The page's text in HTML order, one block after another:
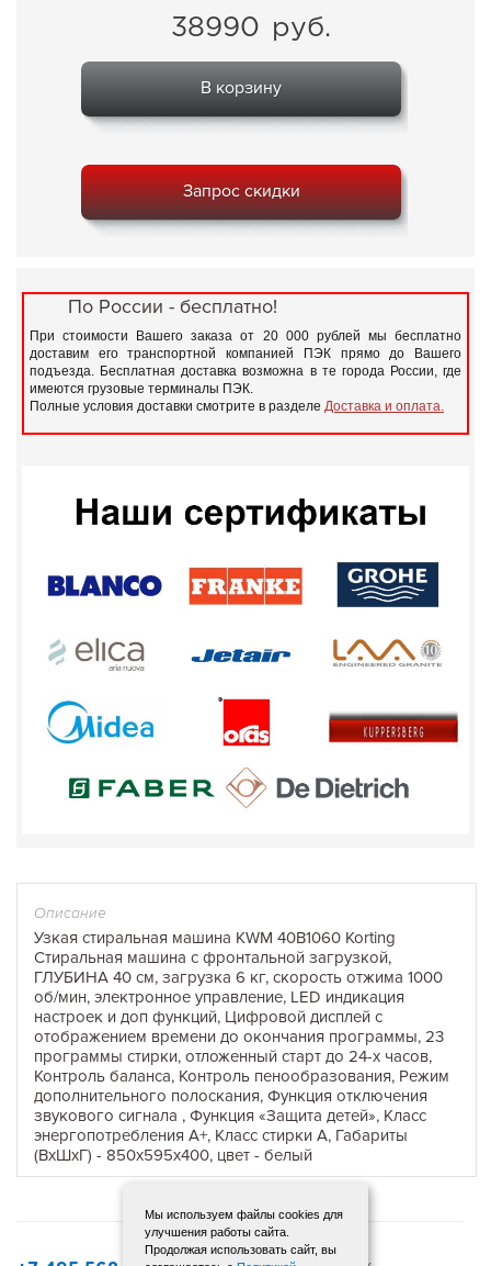
38990 руб.
В корзину
Запрос скидки
По России - бесплатно!
При стоимости Вашего заказа от 20 000 рублей мы бесплатно
доставим его транспортной компанией ПЭК прямо до Вашего
подъезда. Бесплатная доставка возможна в те города России, где
имеются грузовые терминалы ПЭК.
Полные условия доставки смотрите в разделе Доставка и оплата.
Описание
Узкая стиральная машина KWM 40B1060 Korting
Стиральная машина с фронтальной загрузкой,
ГЛУБИНА 40 см, загрузка 6 кг, скорость отжима 1000
об/мин, электронное управление, LED индикация
настроек и доп функций, Цифровой дисплей с
отображением времени до окончания программы, 23
программы стирки, отложенный старт до 24-х часов,
Контроль баланса, Контроль пенообразования, Режим
дополнительного полоскания, Функция отключения
звукового сигнала , Функция «Защита детей», Класс
энергопотребления А+, Класс стирки А, Габариты
(ВхШхГ) - 850х595х400, цвет - белый
Мы используем файлы cookies для
улучшения работы сайта.
Продолжая использовать сайт, вы